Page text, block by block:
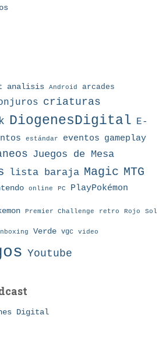
analisis Android arcades
criaturas
DiogenesDigital E-
estándar eventos gameplay
Juegos de Mesa
lista baraja Magic MTG
online PC PlayPokémon
Premier Challenge retro Rojo Sol
Verde vgc video
Youtube
Digital